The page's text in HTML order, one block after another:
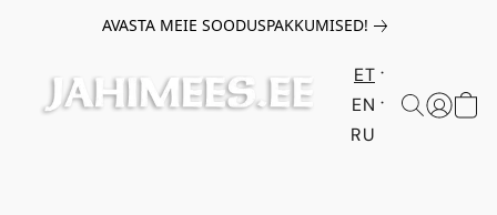
AVASTA MEIE SOODUSPAKKUMISED!
ET
EN
RU